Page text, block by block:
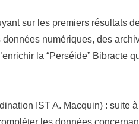
sur les premiers résultats
numériques, des
la “Perséide” Bibracte
IST A. Macquin) : suite
les données